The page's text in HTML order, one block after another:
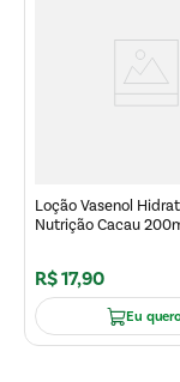
Loção Vasenol
Nutrição Cacau
R$17,90
Eu